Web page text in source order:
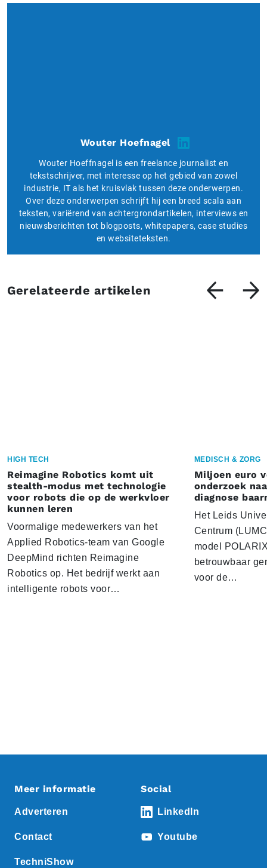
Wouter Hoefnagel
Wouter Hoeffnagel is een freelance journalist en
tekstschrijver, met interesse op het gebied van zowel
industrie, IT als het kruisvlak tussen deze onderwerpen.
Over deze onderwerpen schrijft hij een breed scala aan
teksten, variërend van achtergrondartikelen, interviews en
nieuwsberichten tot blogposts, whitepapers, case studies
en websiteteksten.
Gerelateerde artikelen
HIGH TECH
Reimagine Robotics komt uit
stealth-modus met technologie
voor robots die op de werkvloer
kunnen leren
Voormalige medewerkers van het
Applied Robotics-team van Google
DeepMind richten Reimagine
Robotics op. Het bedrijf werkt aan
intelligente robots voor…
MEDISCH & ZORG
Miljoen euro
onderzoek
diagnose
Het Leids
Centrum
model
betrouwbaar
voor de…
Meer informatie
Adverteren
Contact
TechniShow
Social
LinkedIn
Youtube